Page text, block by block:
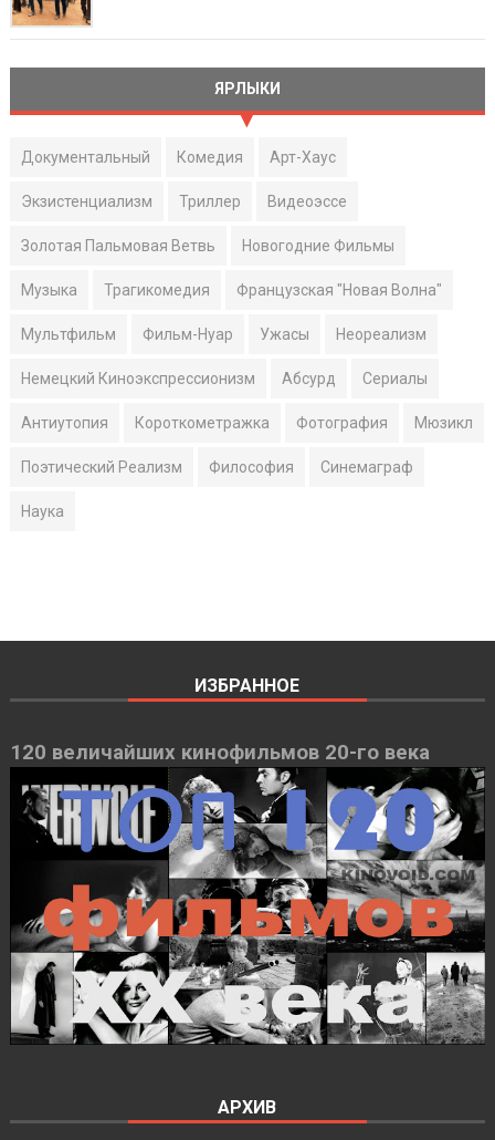
ЯРЛЫКИ
Документальный Комедия Арт-Хаус
Экзистенциализм Триллер Видеоэссе
Золотая Пальмовая Ветвь Новогодние Фильмы
Музыка Трагикомедия Французская "Новая Волна"
Мультфильм Фильм-Нуар Ужасы Неореализм
Немецкий Киноэкспрессионизм Абсурд Сериалы
Антиутопия Короткометражка Фотография Мюзикл
Поэтический Реализм Философия Синемаграф
Наука
ИЗБРАННОЕ
120 величайших кинофильмов 20-го века
АРХИВ